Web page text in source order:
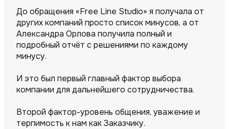
До обращения «Free Line Studio» я получала от
других компаний просто список минусов, а от
Александра Орлова получила полный и
подробный отчёт с решениями по каждому
минусу.
И это был первый главный фактор выбора
компании для дальнейшего сотрудничества.
Второй фактор-уровень общения, уважение и
терпимость к нам как Заказчику.